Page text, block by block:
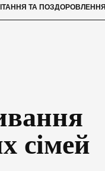
ТА ПОЗДОРОВЛЕННЯ
сімей